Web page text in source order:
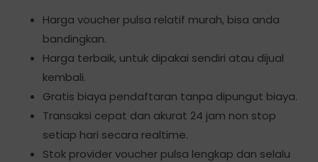
Harga voucher pulsa relatif murah, bisa anda
bandingkan.
Harga terbaik, untuk dipakai sendiri atau dijual
kembali.
Gratis biaya pendaftaran tanpa dipungut biaya.
Transaksi cepat dan akurat 24 jam non stop
setiap hari secara realtime.
Stok provider voucher pulsa lengkap dan selalu